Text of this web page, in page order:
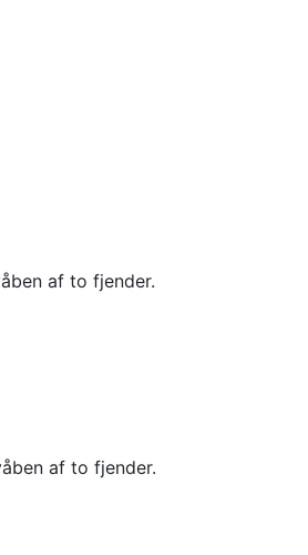
af to fjender.
af to fjender.